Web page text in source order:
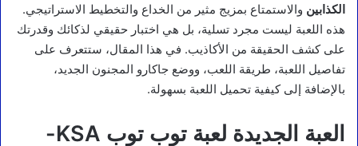
الكذابين والاستمتاع بمزيج مثير من الخداع والتخطيط الاستراتيجي.
هذه اللعبة ليست مجرد تسلية، بل هي اختبار حقيقي لذكائك وقدرتك
على كشف الحقيقة من الأكاذيب. في هذا المقال، ستتعرف على
تفاصيل اللعبة، طريقة اللعب، ووضع جاكارو المجنون الجديد،
بالإضافة إلى كيفية تحميل اللعبة بسهولة.
العبة الجديدة لعبة توب توب KSA-